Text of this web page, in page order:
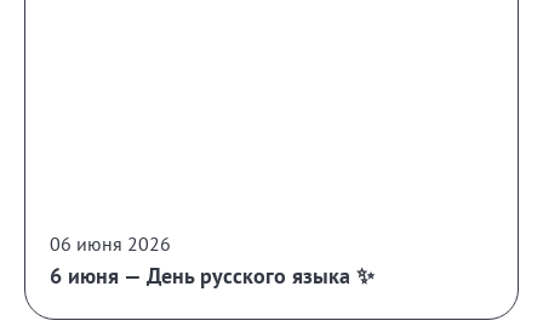
06 июня 2026
6 июня — День русского языка ✨